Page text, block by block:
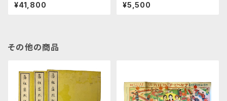
¥41,800 ¥5,500
その他の商品